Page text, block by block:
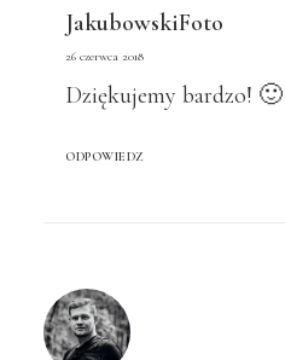
JakubowskiFoto
26 czerwca 2018
Dziękujemy bardzo! 🙂
ODPOWIEDZ